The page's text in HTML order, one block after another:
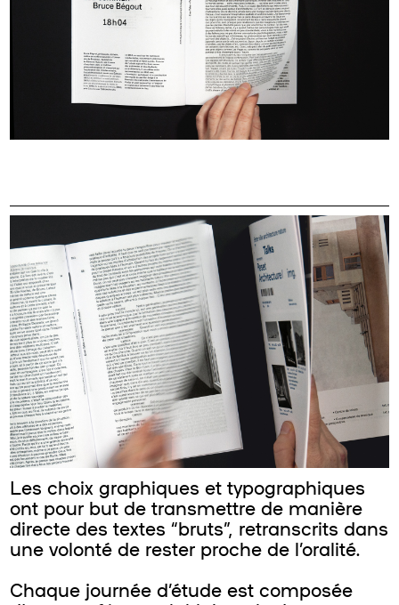
Les choix graphiques et typographiques
ont pour but de transmettre de manière
directe des textes “bruts”, retranscrits dans
une volonté de rester proche de l’oralité.
Chaque journée d’étude est composée